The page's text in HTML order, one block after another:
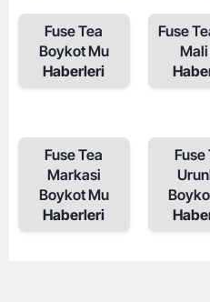
Fuse Tea
Boykot Mu
Haberleri
Fuse
Fuse Tea
Markasi
Boykot Mu
Haberleri
Fuse